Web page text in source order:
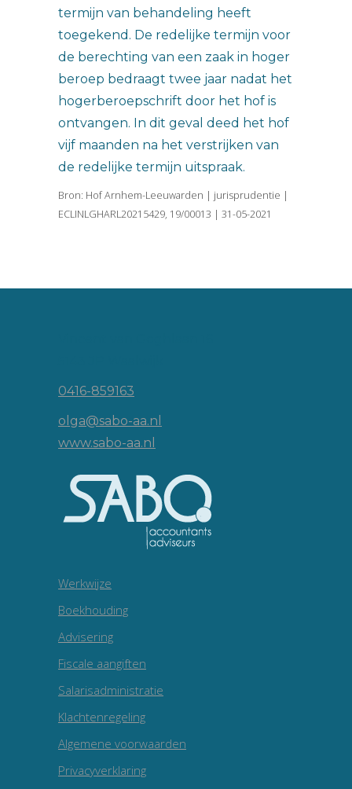
termijn van behandeling heeft
toegekend. De redelijke termijn voor
de berechting van een zaak in hoger
beroep bedraagt twee jaar nadat het
hogerberoepschrift door het hof is
ontvangen. In dit geval deed het hof
vijf maanden na het verstrijken van
de redelijke termijn uitspraak.
Bron: Hof Arnhem-Leeuwarden | jurisprudentie |
ECLINLGHARL20215429, 19/00013 | 31-05-2021
0416-859163
olga@sabo-aa.nl
www.sabo-aa.nl
Werkwijze
Boekhouding
Advisering
Fiscale aangiften
Salarisadministratie
Klachtenregeling
Algemene voorwaarden
Privacyverklaring